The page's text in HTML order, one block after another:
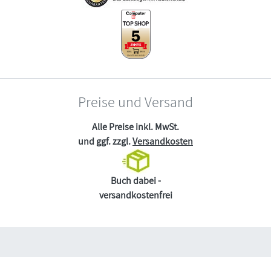
Preise und Versand
Alle Preise inkl. MwSt.
und ggf. zzgl.Versandkosten
Buch dabei -
versandkostenfrei